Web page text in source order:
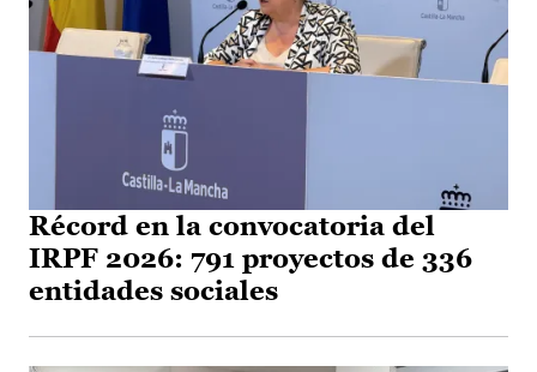
Récord en la convocatoria del
IRPF 2026: 791 proyectos de 336
entidades sociales